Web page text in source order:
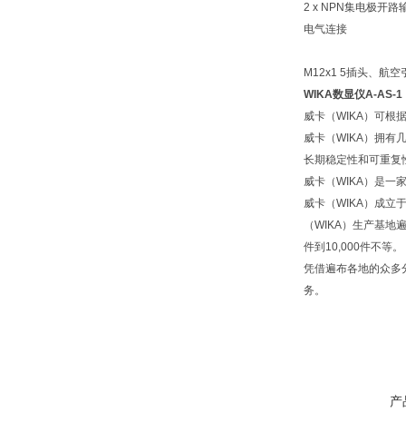
2 x NPN集电极开路
电气连接
M12x1 5插头、航空
WIKA数显仪A-AS-1
威卡（WIKA）可根
威卡（WIKA）拥有
长期稳定性和可重复
威卡（WIKA）是一
威卡（WIKA）成立
（WIKA）生产基
件到10,000件不等。
凭借遍布各地的众多
务。
产